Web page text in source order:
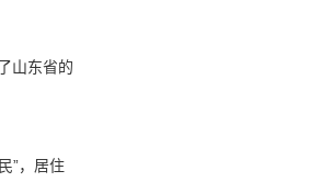
山东省的
”，居住